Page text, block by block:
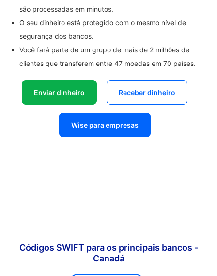
são processadas em minutos.
O seu dinheiro está protegido com o mesmo nível de
segurança dos bancos.
Você fará parte de um grupo de mais de 2 milhões de
clientes que transferem entre 47 moedas em 70 países.
Enviar dinheiro Receber dinheiro
Wise para empresas
Códigos SWIFT para os principais bancos -
Canadá